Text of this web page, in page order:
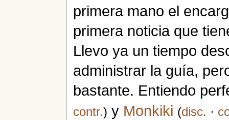
primera mano el
primera noticia que
Llevo ya un tiempo
administrar la guía,
bastante. Entiendo
contr.) y Monkiki (disc. ·